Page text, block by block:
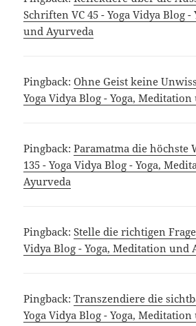
Schriften VC 45 - Yoga Vidya Blog
und Ayurveda
Pingback:Ohne Geist keine
Yoga Vidya Blog - Yoga,
Pingback:Paramatma die höchste
135 - Yoga Vidya Blog - Yoga,
Ayurveda
Pingback:Stelle die richtigen
Vidya Blog - Yoga, Meditation und
Pingback:Transzendiere die
Yoga Vidya Blog - Yoga,